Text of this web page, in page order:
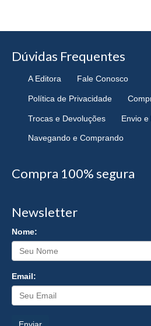
Dúvidas Frequentes
A Editora Fale Conosco
Política de Privacidade
Trocas e Devoluções Envio e
Navegando e Comprando
Compra 100% segura
Newsletter
Nome:
Email: